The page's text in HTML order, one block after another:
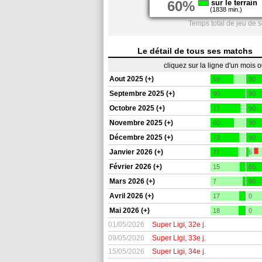
60% sur le terrain
(1838 min.)
Temps total de jeu de
Le détail de tous ses matchs
cliquez sur la ligne d'un mois
Aout 2025 (+)
59 90
Septembre 2025 (+) 90 90
Octobre 2025 (+) 77 90
Novembre 2025 (+) 60 90
Décembre 2025 (+) 73 90
Janvier 2026 (+) 71 6
Février 2026 (+) 15 65
Mars 2026 (+) 7 90
Avril 2026 (+) 17 0
Mai 2026 (+) 18 0
01/05/2026 Super Ligi, 32e j.
09/05/2026
Super Ligi, 33e j.
15/05/2026
Super Ligi, 34e j.